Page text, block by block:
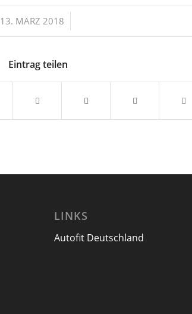
13. MÄRZ 2018
/
Eintrag teilen
LINKS
Autofit Deutschland